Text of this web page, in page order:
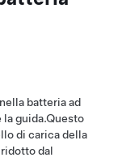
batteria ad
guida.Questo
di carica della
dal